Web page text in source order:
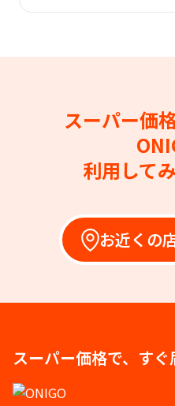
スーパー価
利用して
お近くの
スーパー価格で、すぐ